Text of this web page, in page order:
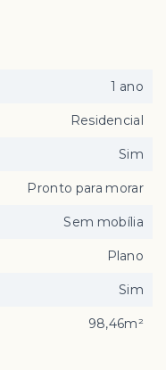
1 ano
Residencial
Sim
Pronto para morar
Sem mobília
Plano
Sim
98,46m²